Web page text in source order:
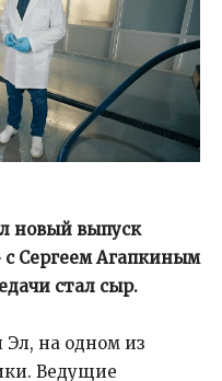
новый выпуск
Сергеем Агапкиным
стал сыр.
на одном из
Ведущие